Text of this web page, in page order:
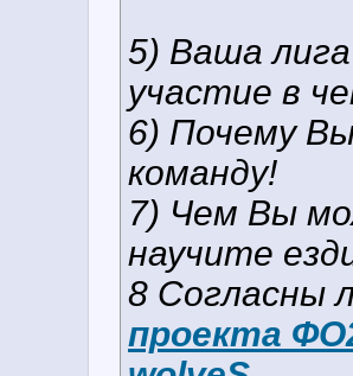
5) Ваша
участие в
6) Почему
команду!
7) Чем Вы
научите
8 Согласны
проекта